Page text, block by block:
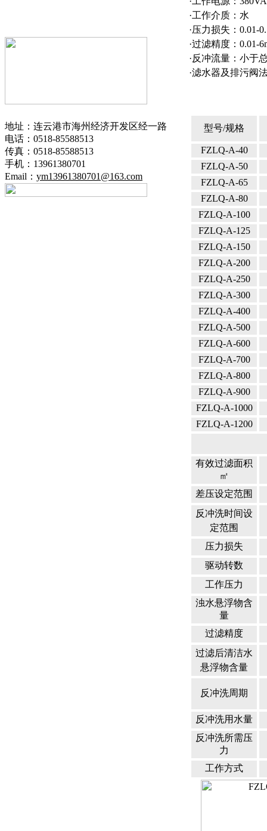
地址：连云港市海州经济开发区经一路
电话：0518-85588513
传真：0518-85588513
手机：13961380701
Email： ym13961380701@163.com
·工作介质：水
·压力损失：0.01-
·过滤精度：0.01-
·反冲流量：小于
·滤水器及排污阀
型号/规格
FZLQ-A-40
FZLQ-A-50
FZLQ-A-65
FZLQ-A-80
FZLQ-A-100
FZLQ-A-125
FZLQ-A-150
FZLQ-A-200
FZLQ-A-250
FZLQ-A-300
FZLQ-A-400
FZLQ-A-500
FZLQ-A-600
FZLQ-A-700
FZLQ-A-800
FZLQ-A-900
FZLQ-A-1000
FZLQ-A-1200
有效过滤面积
㎡
差压设定范围
反冲洗时间设
定范围
压力损失
驱动转数
工作压力
浊水悬浮物含
量
过滤精度
过滤后清洁水
悬浮物含量
反冲洗周期
反冲洗用水量
反冲洗所需压
力
工作方式